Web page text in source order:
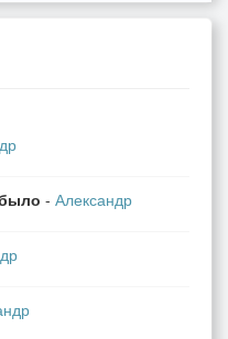
- Александр